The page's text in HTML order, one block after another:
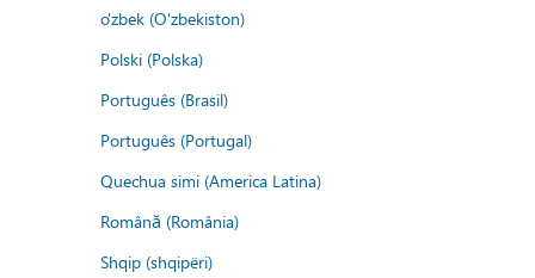
o'zbek (O'zbekiston)
Polski (Polska)
Português (Brasil)
Português (Portugal)
Quechua simi (America Latina)
Română (România)
Shqip (shqipëri)